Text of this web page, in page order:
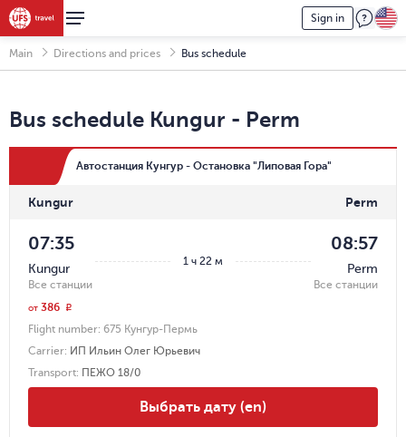
Sign in
Main Directions and prices Bus schedule
Bus schedule Kungur - Perm
Автостанция Кунгур - Остановка "Липовая Гора"
Kungur Perm
1 ч 22 м
07:35
Kungur
Все станции
08:57
Perm
Все станции
Flight number: 675 Кунгур-Пермь
Carrier: ИП Ильин Олег Юрьевич
Transport: ПЕЖО 18/0
от 386 r
Выбрать дату (en)